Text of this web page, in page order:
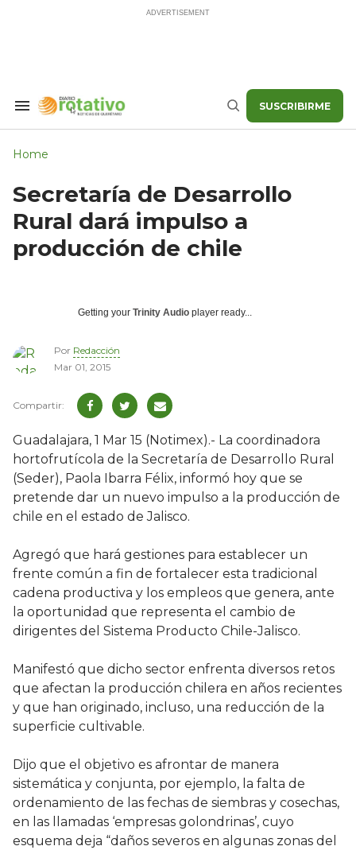
Search
Buscar SUSCRIBIRME
Home
Secretaría de Desarrollo
Rural dará impulso a
producción de chile
Getting your Trinity Audio player ready...
Por Redacción
Mar 01, 2015
Guadalajara, 1 Mar 15 (Notimex).- La coordinadora
hortofrutícola de la Secretaría de Desarrollo Rural
(Seder), Paola Ibarra Félix, informó hoy que se
pretende dar un nuevo impulso a la producción de
chile en el estado de Jalisco.
Agregó que hará gestiones para establecer un
frente común a fin de fortalecer esta tradicional
cadena productiva y los empleos que genera, ante
la oportunidad que representa el cambio de
dirigentes del Sistema Producto Chile-Jalisco.
Manifestó que dicho sector enfrenta diversos retos
que afectan la producción chilera en años recientes
y que han originado, incluso, una reducción de la
superficie cultivable.
Dijo que el objetivo es afrontar de manera
sistemática y conjunta, por ejemplo, la falta de
ordenamiento de las fechas de siembras y cosechas,
en las llamadas ‘empresas golondrinas’, cuyo
esquema deja “daños severos en algunas zonas del